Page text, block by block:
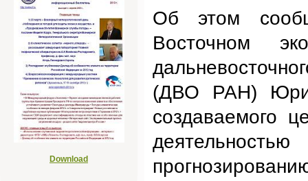
Об этом
Восточном
(ДВО РАН)
создаваемого
Download